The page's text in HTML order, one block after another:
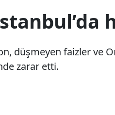
düşmeyen faizler ve
zarar etti.